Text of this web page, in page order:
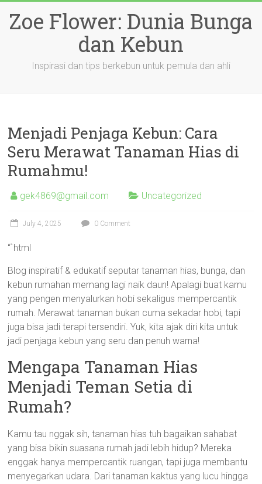
content
Zoe Flower: Dunia Bunga
dan Kebun
Inspirasi dan tips berkebun untuk pemula dan ahli
Menjadi Penjaga Kebun: Cara
Seru Merawat Tanaman Hias di
Rumahmu!
gek4869@gmail.com Uncategorized
July 4, 2025 0 Comment
“`html
Blog inspiratif & edukatif seputar tanaman hias, bunga, dan
kebun rumahan memang lagi naik daun! Apalagi buat kamu
yang pengen menyalurkan hobi sekaligus mempercantik
rumah. Merawat tanaman bukan cuma sekadar hobi, tapi
juga bisa jadi terapi tersendiri. Yuk, kita ajak diri kita untuk
jadi penjaga kebun yang seru dan penuh warna!
Mengapa Tanaman Hias
Menjadi Teman Setia di
Rumah?
Kamu tau nggak sih, tanaman hias tuh bagaikan sahabat
yang bisa bikin suasana rumah jadi lebih hidup? Mereka
enggak hanya mempercantik ruangan, tapi juga membantu
menyegarkan udara. Dari tanaman kaktus yang lucu hingga